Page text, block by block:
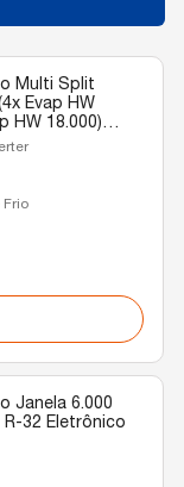
Multi Split
Evap HW
HW 18.000)
R-32 220v
Frio
Janela 6.000
32 Eletrônico